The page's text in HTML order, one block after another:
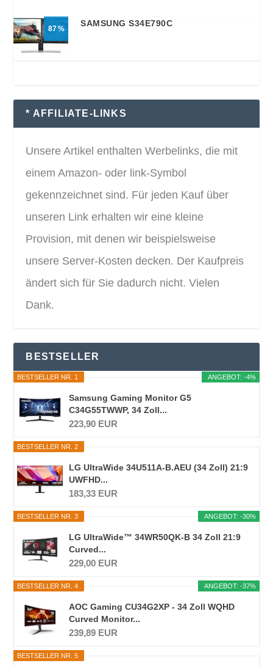
87
SAMSUNG S34E790C
* AFFILIATE-LINKS
Unsere Artikel enthalten Werbelinks, die mit
einem Amazon- oder link-Symbol
gekennzeichnet sind. Für jeden Kauf über
unseren Link erhalten wir eine kleine
Provision, mit denen wir beispielsweise
unsere Server-Kosten decken. Der Kaufpreis
ändert sich für Sie dadurch nicht. Vielen
Dank.
BESTSELLER
ANGEBOT: -4%
BESTSELLER NR. 1
Samsung Gaming Monitor G5
C34G55TWWP, 34 Zoll...
223,90 EUR
BESTSELLER NR. 2
LG UltraWide 34U511A-B.AEU (34 Zoll) 21:9
UWFHD...
183,33 EUR
ANGEBOT: -30%
BESTSELLER NR. 3
LG UltraWide™ 34WR50QK-B 34 Zoll 21:9
Curved...
229,00 EUR
ANGEBOT: -37%
BESTSELLER NR. 4
AOC Gaming CU34G2XP - 34 Zoll WQHD
Curved Monitor...
239,89 EUR
BESTSELLER NR. 5